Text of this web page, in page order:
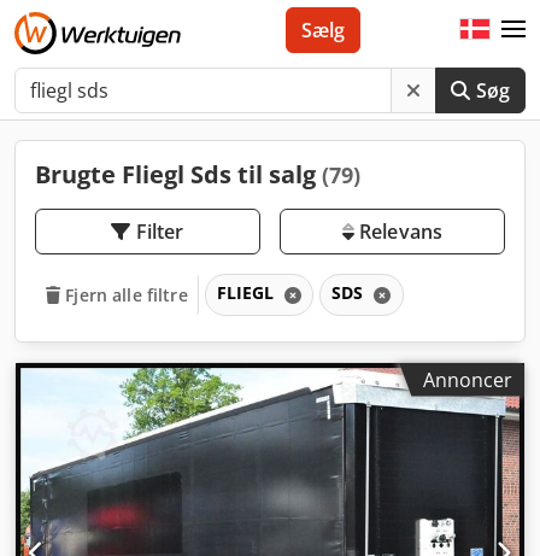
Søg
Sælg
Brugte Fliegl Sds til salg (79)
Filter Relevans
Fjern alle filtre FLIEGL SDS
Annoncer